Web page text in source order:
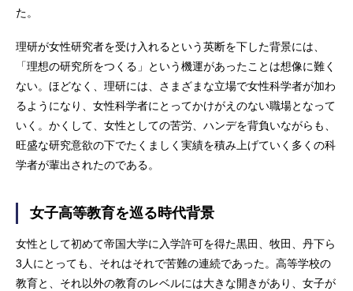
た。
理研が女性研究者を受け入れるという英断を下した背景には、
「理想の研究所をつくる」という機運があったことは想像に難く
ない。ほどなく、理研には、さまざまな立場で女性科学者が加わ
るようになり、女性科学者にとってかけがえのない職場となって
いく。かくして、女性としての苦労、ハンデを背負いながらも、
旺盛な研究意欲の下でたくましく実績を積み上げていく多くの科
学者が輩出されたのである。
女子高等教育を巡る時代背景
女性として初めて帝国大学に入学許可を得た黒田、牧田、丹下ら
3人にとっても、それはそれで苦難の連続であった。高等学校の
教育と、それ以外の教育のレベルには大きな開きがあり、女子が